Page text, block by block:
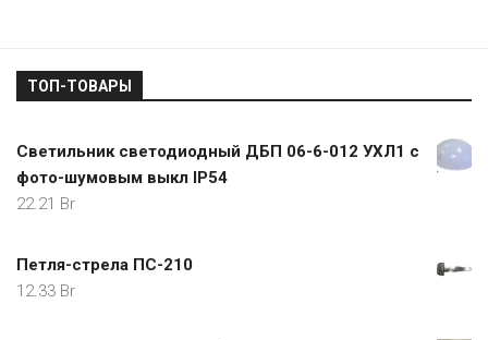
ТОП-ТОВАРЫ
Светильник светодиодный ДБП 06-6-012 УХЛ1 с
фото-шумовым выкл IP54
22.21 Br
Петля-стрела ПС-210
12.33 Br